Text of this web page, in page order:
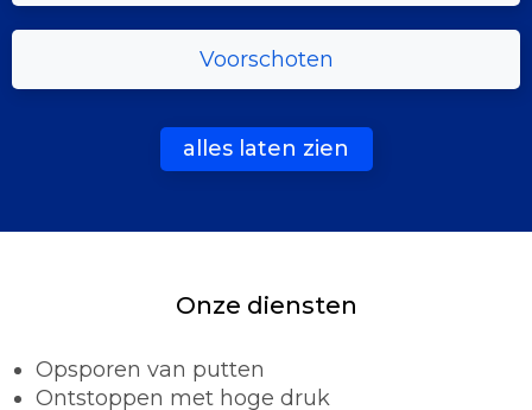
Voorschoten
alles laten zien
Onze diensten
Opsporen van putten
Ontstoppen met hoge druk